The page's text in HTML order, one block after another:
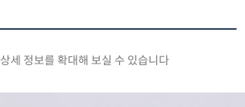
상세 정보를 확대해 보실 수 있습니다